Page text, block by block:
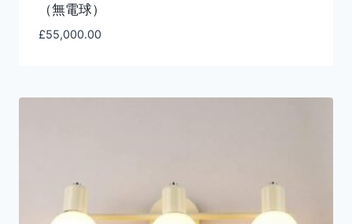
（無電球）
£55,000.00